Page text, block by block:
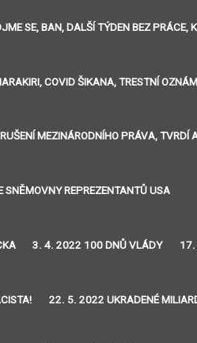
SE, BAN, DALŠÍ TÝDEN BEZ PRÁCE,
COVID ŠIKANA, TRESTNÍ
MEZINÁRODNÍHO PRÁVA, TVRDÍ
REPREZENTANTŮ USA
3. 4. 2022 100 DNŮ VLÁDY 17.
22. 5. 2022 UKRADENÉ